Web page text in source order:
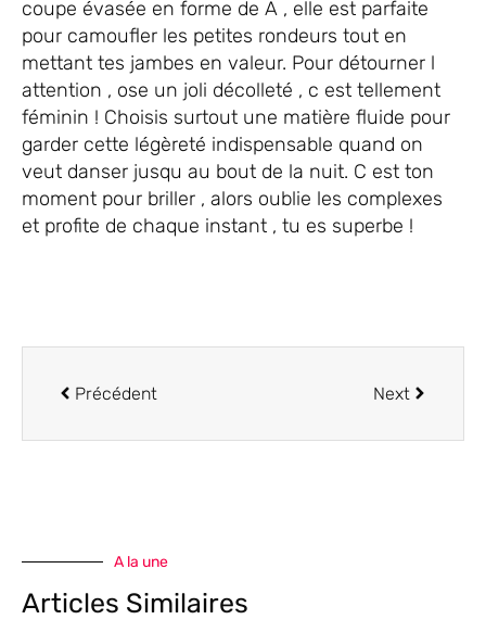
coupe évasée en forme de A , elle est parfaite
pour camoufler les petites rondeurs tout en
mettant tes jambes en valeur. Pour détourner l
attention , ose un joli décolleté , c est tellement
féminin ! Choisis surtout une matière fluide pour
garder cette légèreté indispensable quand on
veut danser jusqu au bout de la nuit. C est ton
moment pour briller , alors oublie les complexes
et profite de chaque instant , tu es superbe !
Précédent Next
A la une
Articles Similaires